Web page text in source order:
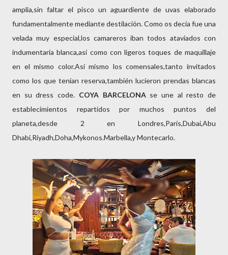
amplia,sin faltar el pisco un aguardiente de uvas elaborado
fundamentalmente mediante destilación. Como os decía fue una
velada muy especial,los camareros iban todos ataviados con
indumentaria blanca,así como con ligeros toques de maquillaje
en el mismo color.Así mismo los comensales,tanto invitados
como los que tenian reserva,también lucieron prendas blancas
en su dress code. COYA BARCELONAse une al resto de
establecimientos repartidos por muchos puntos del
planeta,desde 2 en Londres,París,Dubai,Abu
Dhabi,Riyadh,Doha,Mykonos.Marbella,y Montecarlo.